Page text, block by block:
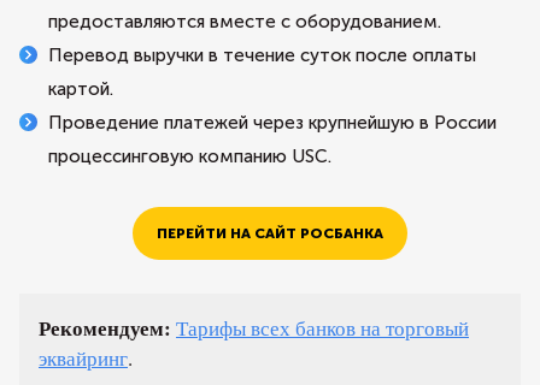
предоставляются вместе с оборудованием.
Перевод выручки в течение суток после оплаты
картой.
Проведение платежей через крупнейшую в России
процессинговую компанию USC.
ПЕРЕЙТИ НА САЙТ РОСБАНКА
Рекомендуем: Тарифы всех банков на торговый
эквайринг.